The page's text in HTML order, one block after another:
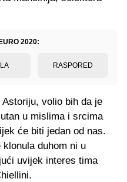
2020:
RASPORED
volio bih da je
u mislima i srcima
će biti jedan od nas.
duhom ni u
uvijek interes tima